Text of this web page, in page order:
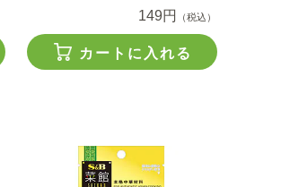
149円 （税込）
カートに入れる